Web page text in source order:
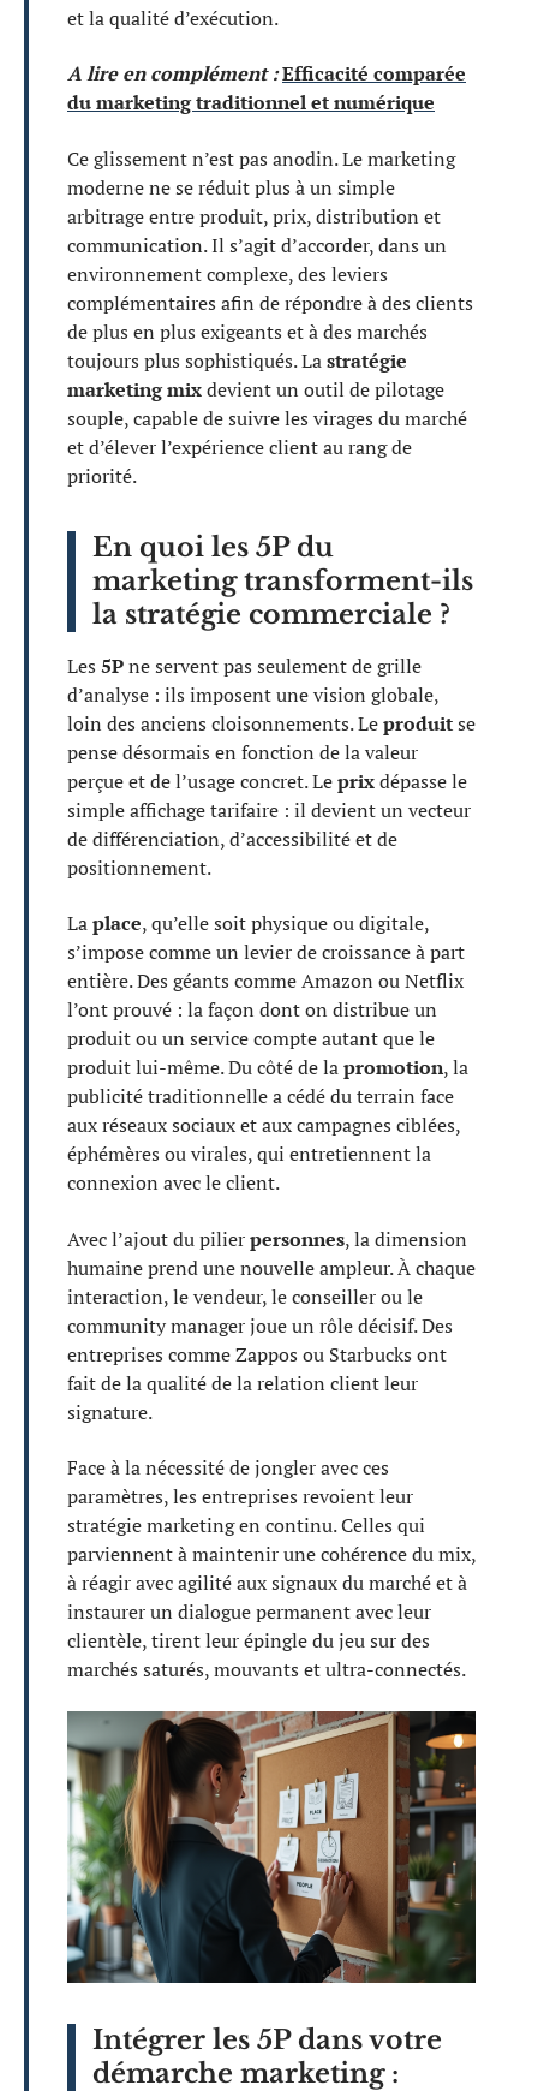
et la qualité d’exécution.
A lire en complément :Efficacité comparée
du marketing traditionnel et numérique
Ce glissement n’est pas anodin. Le marketing
moderne ne se réduit plus à un simple
arbitrage entre produit, prix, distribution et
communication. Il s’agit d’accorder, dans un
environnement complexe, des leviers
complémentaires afin de répondre à des clients
de plus en plus exigeants et à des marchés
toujours plus sophistiqués. Lastratégie
marketing mixdevient un outil de pilotage
souple, capable de suivre les virages du marché
et d’élever l’expérience client au rang de
priorité.
En quoi les 5P du
marketing transforment-ils
la stratégie commerciale ?
Les 5Pne servent pas seulement de grille
d’analyse : ils imposent une vision globale,
loin des anciens cloisonnements. Leproduitse
pense désormais en fonction de la valeur
perçue et de l’usage concret. Leprixdépasse le
simple affichage tarifaire : il devient un vecteur
de différenciation, d’accessibilité et de
positionnement.
Laplace, qu’elle soit physique ou digitale,
s’impose comme un levier de croissance à part
entière. Des géants comme Amazon ou Netflix
l’ont prouvé : la façon dont on distribue un
produit ou un service compte autant que le
produit lui-même. Du côté de lapromotion, la
publicité traditionnelle a cédé du terrain face
aux réseaux sociaux et aux campagnes ciblées,
éphémères ou virales, qui entretiennent la
connexion avec le client.
Avec l’ajout du pilierpersonnes, la dimension
humaine prend une nouvelle ampleur. À chaque
interaction, le vendeur, le conseiller ou le
community manager joue un rôle décisif. Des
entreprises comme Zappos ou Starbucks ont
fait de la qualité de la relation client leur
signature.
Face à la nécessité de jongler avec ces
paramètres, les entreprises revoient leur
stratégie marketing en continu. Celles qui
parviennent à maintenir une cohérence du mix,
à réagir avec agilité aux signaux du marché et à
instaurer un dialogue permanent avec leur
clientèle, tirent leur épingle du jeu sur des
marchés saturés, mouvants et ultra-connectés.
Intégrer les 5P dans votre
démarche marketing :